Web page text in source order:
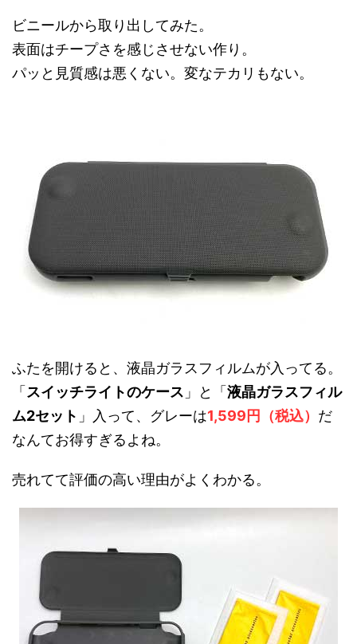
ビニールから取り出してみた。
表面はチープさを感じさせない作り。
パッと見質感は悪くない。変なテカリもない。
ふたを開けると、液晶ガラスフィルムが入ってる。
「 スイッチライトのケース 」と「 液晶ガラスフィル
ム2セット 」入って、グレーは1,599円（税込） だ
なんてお得すぎるよね。
売れてて評価の高い理由がよくわかる。